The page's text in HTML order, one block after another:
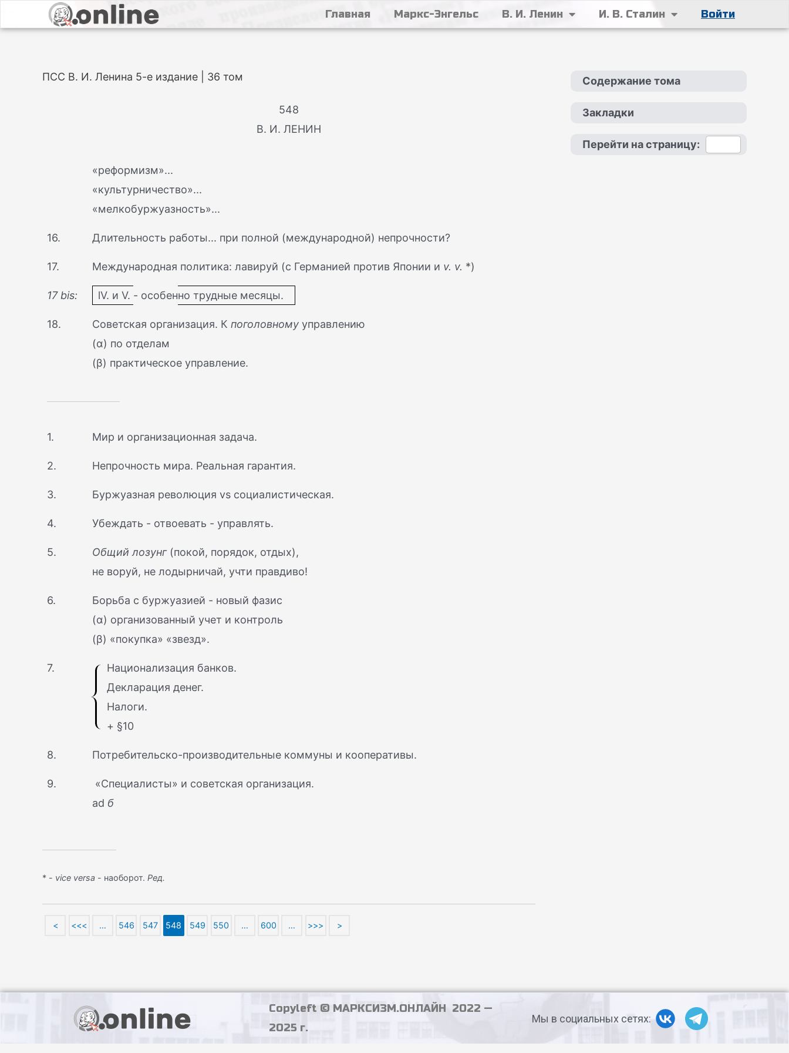
Главная Маркс-Энгельс В. И. Ленин И. В. Сталин Войти
ПСС В. И. Ленина 5-е издание | 36 том
548
В. И. ЛЕНИН
«реформизм»...
«культурничество»...
«мелкобуржуазность»...
16. Длительность работы... при полной (международной) непрочности?
17. Международная политика: лавируй (с Германией против Японии и v. v. *)
17 bis: lV. и V. - особенно трудные месяцы.
18. Советская организация. К поголовному управлению
(α) по отделам
(β) практическое управление.
1. Мир и организационная задача.
2. Непрочность мира. Реальная гарантия.
3. Буржуазная революция vs социалистическая.
4. Убеждать - отвоевать - управлять.
5. Общий лозунг(покой, порядок, отдых),
не воруй, не лодырничай, учти правдиво!
6.
Борьба с буржуазией - новый фазис
(α) организованный учет и контроль
(β) «покупка» «звезд».
7.
Национализация банков.
Декларация денег.
Налоги.
+ §10
8. Потребительско-производительные коммуны и кооперативы.
9.
«Специалисты» и советская организация.
ad б
* - vice versa - наоборот. Ред.
< <<< … 546 547 548 549 550 … 600 … >>> >
Содержание тома
Закладки
Перейти на страницу:
Copyleft © МАРКСИЗМ.ОНЛАЙН 2022 —
2025 г.
Мы в социальных сетях: